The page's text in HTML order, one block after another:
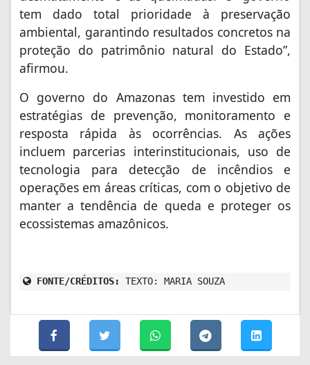
tem dado total prioridade à preservação
ambiental, garantindo resultados concretos na
proteção do patrimônio natural do Estado”,
afirmou.
O governo do Amazonas tem investido em
estratégias de prevenção, monitoramento e
resposta rápida às ocorrências. As ações
incluem parcerias interinstitucionais, uso de
tecnologia para detecção de incêndios e
operações em áreas críticas, com o objetivo de
manter a tendência de queda e proteger os
ecossistemas amazônicos.
FONTE/CRÉDITOS: TEXTO: MARIA SOUZA